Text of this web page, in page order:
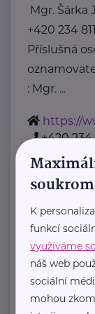
Mgr. Šárka
+420 234
Příslušná
: Mgr. ...
https://
+420 234
Žižkova 403
Nadační
je
posláním
zdraví dětí ...
K
funkcí
využíváme
náš web
sociální
mohou